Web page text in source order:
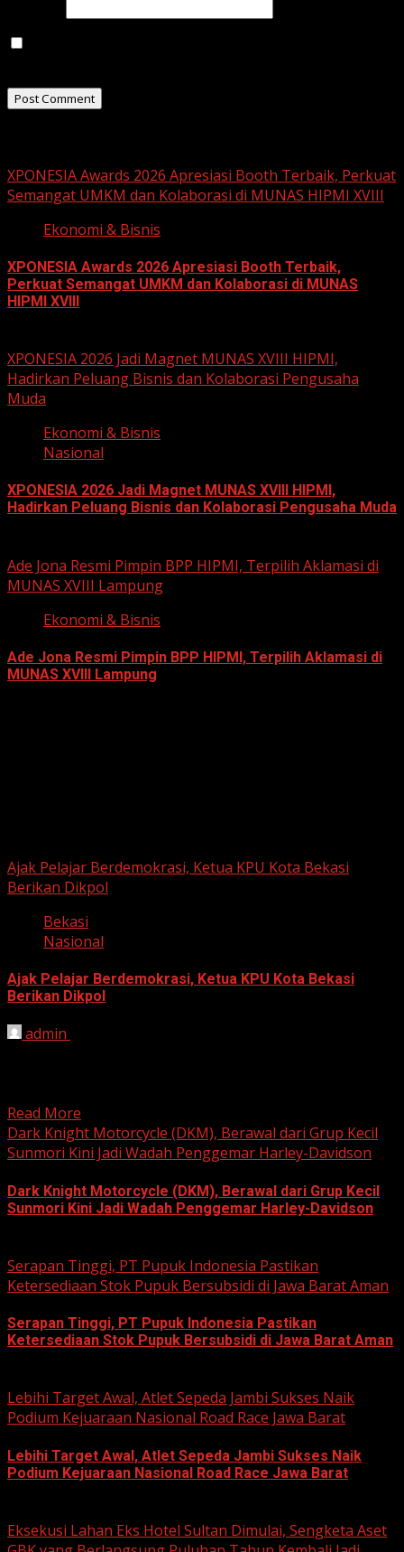
XPONESIA Awards 2026 Apresiasi Booth Terbaik, Perkuat
Semangat UMKM dan Kolaborasi di MUNAS HIPMI XVIII
Ekonomi & Bisnis
XPONESIA Awards 2026 Apresiasi Booth Terbaik,
Perkuat Semangat UMKM dan Kolaborasi di MUNAS
HIPMI XVIII
XPONESIA 2026 Jadi Magnet MUNAS XVIII HIPMI,
Hadirkan Peluang Bisnis dan Kolaborasi Pengusaha
Muda
Ekonomi & Bisnis
Nasional
XPONESIA 2026 Jadi Magnet MUNAS XVIII HIPMI,
Hadirkan Peluang Bisnis dan Kolaborasi Pengusaha Muda
Ade Jona Resmi Pimpin BPP HIPMI, Terpilih Aklamasi di
MUNAS XVIII Lampung
Ekonomi & Bisnis
Ade Jona Resmi Pimpin BPP HIPMI, Terpilih Aklamasi di
MUNAS XVIII Lampung
Ajak Pelajar Berdemokrasi, Ketua KPU Kota Bekasi
Berikan Dikpol
Bekasi
Nasional
Ajak Pelajar Berdemokrasi, Ketua KPU Kota Bekasi
Berikan Dikpol
admin
Read More
Dark Knight Motorcycle (DKM), Berawal dari Grup Kecil
Sunmori Kini Jadi Wadah Penggemar Harley-Davidson
Dark Knight Motorcycle (DKM), Berawal dari Grup Kecil
Sunmori Kini Jadi Wadah Penggemar Harley-Davidson
Serapan Tinggi, PT Pupuk Indonesia Pastikan
Ketersediaan Stok Pupuk Bersubsidi di Jawa Barat Aman
Serapan Tinggi, PT Pupuk Indonesia Pastikan
Ketersediaan Stok Pupuk Bersubsidi di Jawa Barat Aman
Lebihi Target Awal, Atlet Sepeda Jambi Sukses Naik
Podium Kejuaraan Nasional Road Race Jawa Barat
Lebihi Target Awal, Atlet Sepeda Jambi Sukses Naik
Podium Kejuaraan Nasional Road Race Jawa Barat
Eksekusi Lahan Eks Hotel Sultan Dimulai, Sengketa Aset